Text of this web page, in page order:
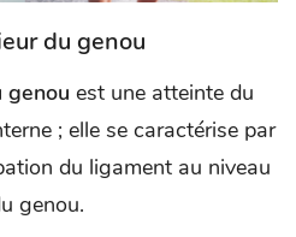
du genou
genou est une atteinte du
; elle se caractérise par
du ligament au niveau
genou.